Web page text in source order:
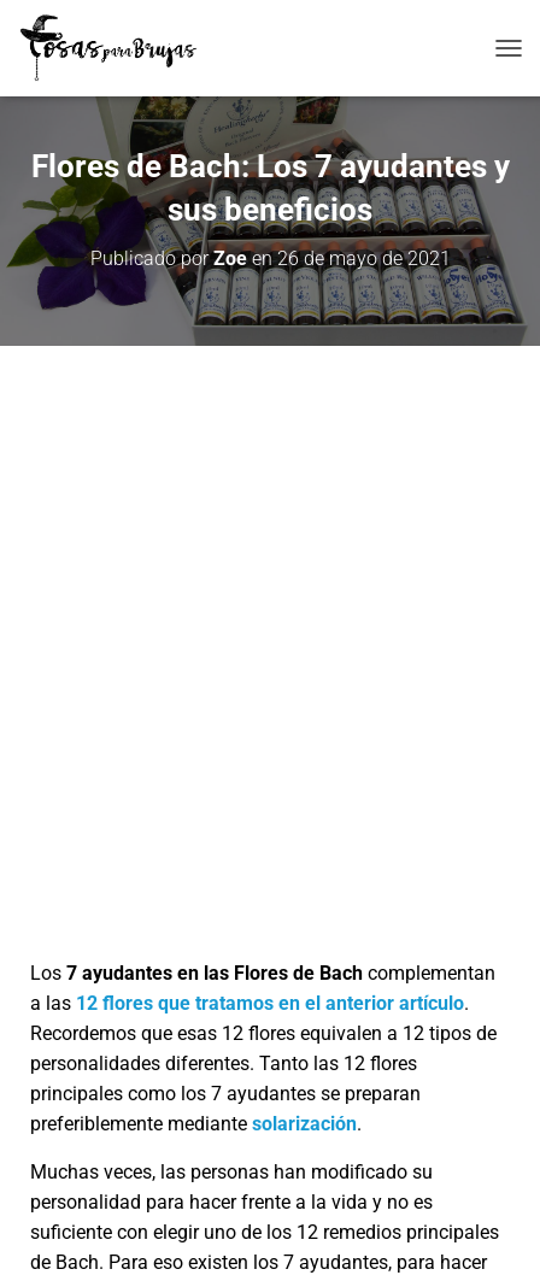
I
D
O
D
Flores de Bach: Los 7 ayudantes y
sus beneficios
Publicado porZoeen26 de mayo de 2021
Los 7 ayudantes en las Flores de Bach complementan
a las 12 flores que tratamos en el anterior artículo.
Recordemos que esas 12 flores equivalen a 12 tipos de
personalidades diferentes. Tanto las 12 flores
principales como los 7 ayudantes se preparan
preferiblemente mediante solarización.
Muchas veces, las personas han modificado su
personalidad para hacer frente a la vida y no es
suficiente con elegir uno de los 12 remedios principales
de Bach. Para eso existen los 7 ayudantes, para hacer